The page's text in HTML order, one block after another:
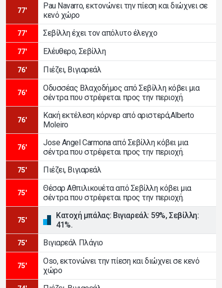
77'
Pau Navarro, εκτονώνει την πίεση και διώχνει σε
κενό χώρο
77' Σεβίλλη έχει τον απόλυτο έλεγχο
77' Ελέυθερο, Σεβίλλη
76' Πιέζει, Βιγιαρεάλ
76'
Οδυσσέας Βλαχοδήμος από Σεβίλλη κόβει μια
σέντρα που στρέφεται προς την περιοχή.
76'
Κακή εκτέλεση κόρνερ από αριστερά,Alberto
Moleiro
76'
Jose Angel Carmona από Σεβίλλη κόβει μια
σέντρα που στρέφεται προς την περιοχή.
75' Πιέζει, Βιγιαρεάλ
75'
Θέσαρ Αθπιλικουέτα από Σεβίλλη κόβει μια
σέντρα που στρέφεται προς την περιοχή.
75'
Κατοχή μπάλας: Βιγιαρεάλ: 59%, Σεβίλλη:
41%.
75' Βιγιαρεάλ Πλάγιο
75'
Oso, εκτονώνει την πίεση και διώχνει σε κενό
χώρο